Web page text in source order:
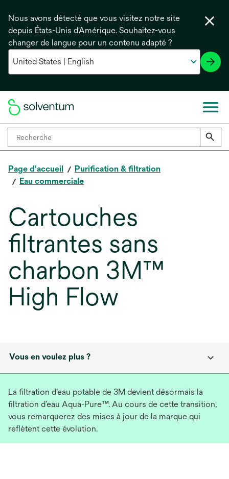
Nous avons détecté que vous visitez notre site
depuis États-Unis d'Amérique. Souhaitez-vous
changer de langue pour un contenu adapté ?
Page d'accueil
Purification & filtration
Eau commerciale
Cartouches
filtrantes sans
charbon 3M™
High Flow
Vous en voulez plus ?
La filtration d’eau potable de 3M devient désormais la
filtration d’eau Aqua-Pure™. Au cours de cette transition,
vous remarquerez des mises à jour de la marque qui
reflètent cette évolution.